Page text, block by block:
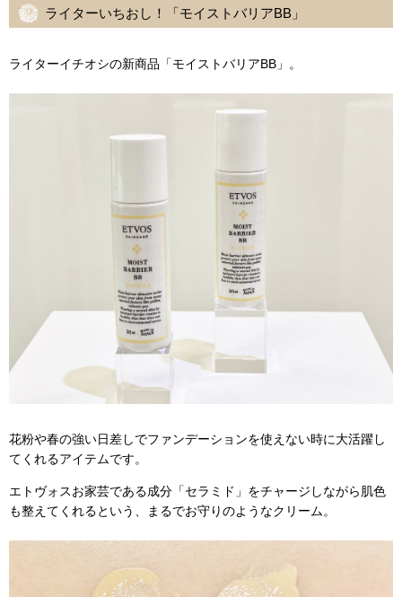
ライターいちおし！「モイストバリアBB」
ライターイチオシの新商品「モイストバリアBB」。
花粉や春の強い日差しでファンデーションを使えない時に大活躍し
てくれるアイテムです。
エトヴォスお家芸である成分「セラミド」をチャージしながら肌色
も整えてくれるという、まるでお守りのようなクリーム。